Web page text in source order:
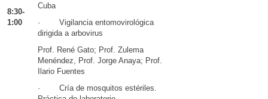
8:30-
1:00
Cuba
· Vigilancia entomovirológica
dirigida a arbovirus
Prof. René Gato; Prof. Zulema
Menéndez, Prof. Jorge Anaya; Prof.
Ilario Fuentes
· Cría de mosquitos estériles.